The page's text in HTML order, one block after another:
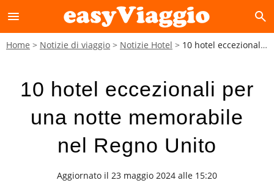
menu search
Home Notizie di viaggio Notizie Hotel 10 hotel eccezionali per una notte memorabile nel Regno Unito
10 hotel eccezionali per
una notte memorabile
nel Regno Unito
Aggiornato il 23 maggio 2024 alle 15:20